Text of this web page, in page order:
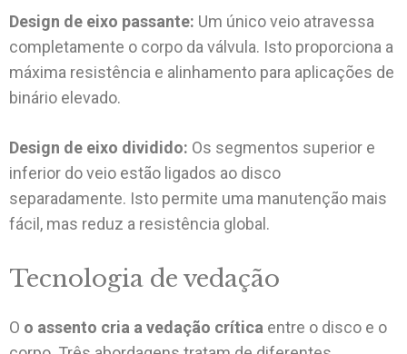
Design de eixo passante: Um único veio atravessa
completamente o corpo da válvula. Isto proporciona a
máxima resistência e alinhamento para aplicações de
binário elevado.
Design de eixo dividido: Os segmentos superior e
inferior do veio estão ligados ao disco
separadamente. Isto permite uma manutenção mais
fácil, mas reduz a resistência global.
Tecnologia de vedação
O o assento cria a vedação crítica entre o disco e o